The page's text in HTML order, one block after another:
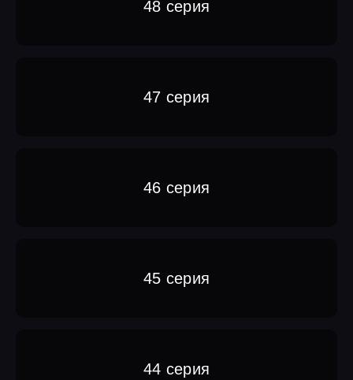
48 серия
47 серия
46 серия
45 серия
44 серия